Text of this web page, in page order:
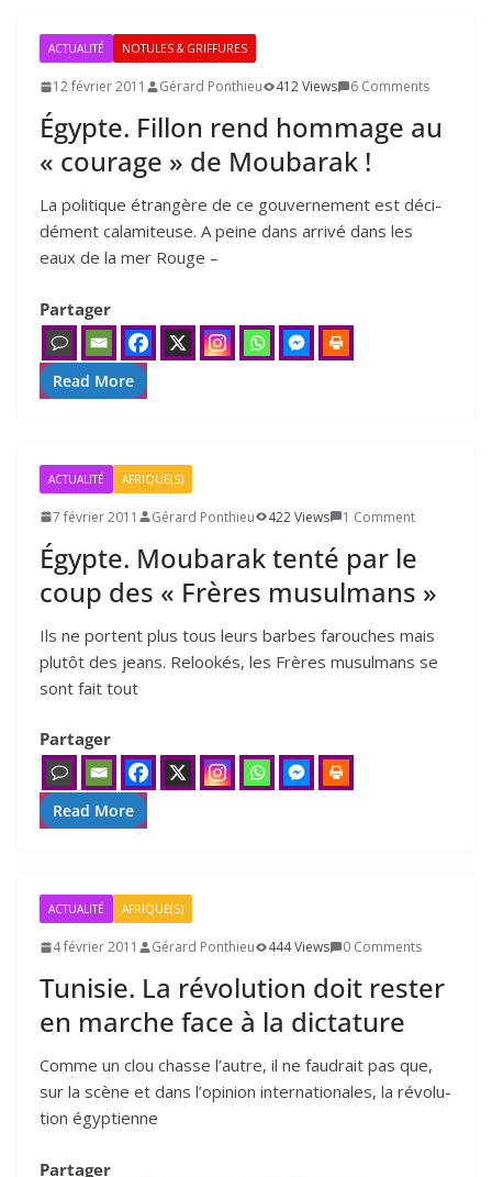
ACTUALITÉ NOTULES & GRIFFURES
12 février 2011 Gérard Ponthieu 412 Views 6 Comments
Égypte. Fillon rend hommage au
« courage » de Moubarak !
La poli­tique étran­gère de ce gou­ver­ne­ment est déci­
dé­ment cala­mi­teuse. A peine dans arri­vé dans les
eaux de la mer Rouge –
Partager
Read More
ACTUALITÉ AFRIQUE(S)
7 février 2011 Gérard Ponthieu 422 Views 1 Comment
Égypte. Moubarak tenté par le
coup des « Frères musulmans »
Ils ne portent plus tous leurs barbes farouches mais
plu­tôt des jeans. Relookés, les Frères musul­mans se
sont fait tout
Partager
Read More
ACTUALITÉ AFRIQUE(S)
4 février 2011 Gérard Ponthieu 444 Views 0 Comments
Tunisie. La révolution doit rester
en marche face à la dictature
Comme un clou chasse l’autre, il ne fau­drait pas que,
sur la scène et dans l’opinion inter­na­tio­nales, la révo­lu­
tion égyp­tienne
Partager